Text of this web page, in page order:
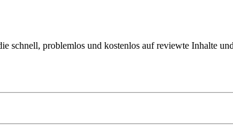
schnell, problemlos und kostenlos auf reviewte Inhalte